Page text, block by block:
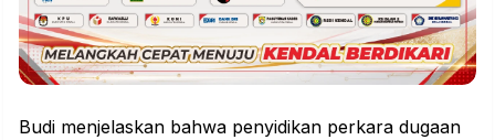
Budi menjelaskan bahwa penyidikan perkara dugaan